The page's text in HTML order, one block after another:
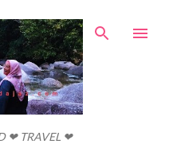
content
❤ TRAVEL ❤